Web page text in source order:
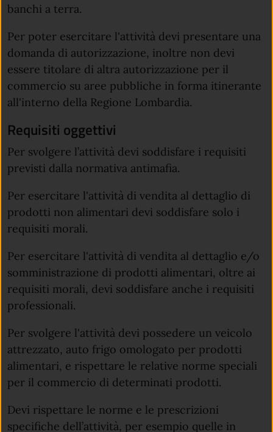
banchi a terra.
Per poter esercitare l'attività devi presentare una
domanda di autorizzazione, inoltre non devi
essere titolare di altra autorizzazione per il
commercio su aree pubbliche in forma itinerante
all'interno della Regione Lombardia.
Requisiti oggettivi
Per svolgere l’attività devi soddisfare i requisiti
previsti dalla normativa antimafia.
Per esercitare l'attività di vendita al dettaglio di
prodotti non alimentari devi soddisfare solo i
requisiti morali.
Per esercitare l'attività di vendita al dettaglio e/o
somministrazione di prodotti alimentari, oltre ai
requisiti morali, devi soddisfare anche i requisiti
professionali.
Per svolgere l'attività devi possedere un veicolo
attrezzato, auto frigo omologato per prodotti
alimentari, e rispettare le relative norme speciali
per il commercio di determinati prodotti.
Devi rispettare le norme e le prescrizioni
specifiche dell’attività, per esempio quelle in